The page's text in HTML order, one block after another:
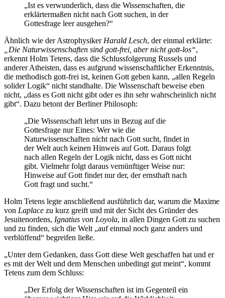
„Ist es verwunderlich, dass die Wissenschaften, die
erklärtermaßen nicht nach Gott suchen, in der
Gottesfrage leer ausgehen?“
Ähnlich wie der Astrophysiker Harald Lesch, der einmal erklärte:
„Die Naturwissenschaften sind gott-frei, aber nicht gott-los“,
erkennt Holm Tetens, dass die Schlussfolgerung Russels und
anderer Atheisten, dass es aufgrund wissenschaftlicher Erkenntnis,
die methodisch gott-frei ist, keinen Gott geben kann, „allen Regeln
solider Logik“ nicht standhalte. Die Wissenschaft beweise eben
nicht, „dass es Gott nicht gibt oder es ihn sehr wahrscheinlich nicht
gibt“. Dazu betont der Berliner Philosoph:
„Die Wissenschaft lehrt uns in Bezug auf die
Gottesfrage nur Eines: Wer wie die
Naturwissenschaften nicht nach Gott sucht, findet in
der Welt auch keinen Hinweis auf Gott. Daraus folgt
nach allen Regeln der Logik nicht, dass es Gott nicht
gibt. Vielmehr folgt daraus vernünftiger Weise nur:
Hinweise auf Gott findet nur der, der ernsthaft nach
Gott fragt und sucht.“
Holm Tetens legte anschließend ausführlich dar, warum die Maxime
von Laplace zu kurz greift und mit der Sicht des Gründer des
Jesuitenordens, Ignatius von Loyola, in allen Dingen Gott zu suchen
und zu finden, sich die Welt „auf einmal noch ganz anders und
verblüffend“ begreifen ließe.
„Unter dem Gedanken, dass Gott diese Welt geschaffen hat und er
es mit der Welt und dem Menschen unbedingt gut meint“, kommt
Tetens zum dem Schluss:
„Der Erfolg der Wissenschaften ist im Gegenteil ein